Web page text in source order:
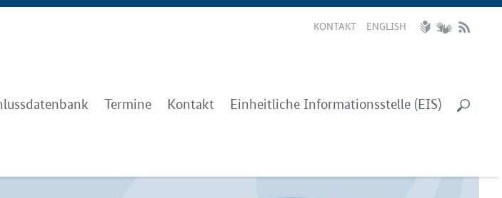
KONTAKT ENGLISH
Termine Kontakt Einheitliche Informationsstelle (EIS)